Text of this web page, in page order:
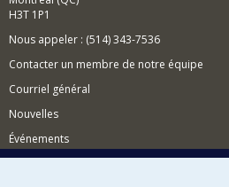
H3T 1P1
Nous appeler : (514) 343-7536
Contacter un membre de notre équipe
Courriel général
Nouvelles
Événements